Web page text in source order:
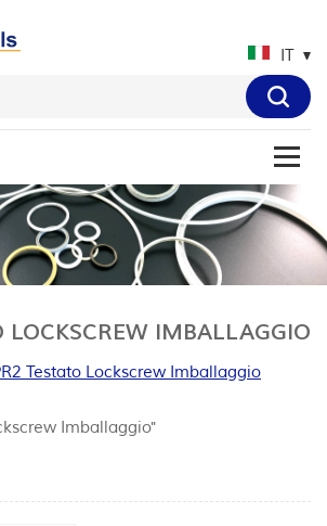
IT
LOCKSCREW IMBALLAGGIO
Testato Lockscrew Imballaggio
Imballaggio"